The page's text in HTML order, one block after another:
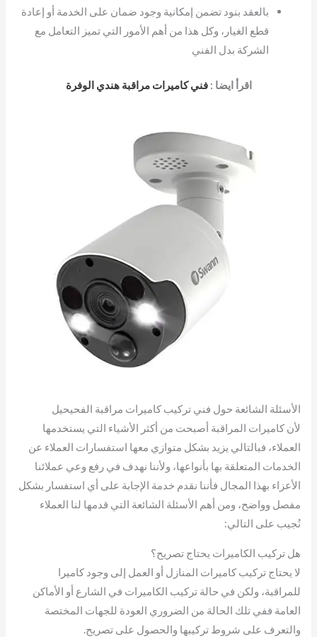
بالعقد بنود تضمن إمكانية وجود ضمان على الخدمة أو إعادة
قطع الغيار، وكل هذا من أهم الأمور التي تميز التعامل مع
الشركة بدل الفني
اقرأ ايضا :فني كاميرات مراقبة هندي الوفرة
الأسئلة الشائعة حول فني تركيب كاميرات مراقبة الفحيحيل
لأن كاميرات المراقبة أصبحت من أكثر الأشياء التي يستخدمها
العملاء، فبالتالي يزيد بشكل متوازي معها استفسارات العملاء عن
الخدمات المتعلقة بها بأنواعها، ولأننا نهدف في رفع وعي عملائنا
الأعزاء بهذا المجال فأننا نقدم خدمة الإجابة على أي استفسار بشكل
مفصل وواضح، ومن أهم الأسئلة الشائعة التي قدمها لنا العملاء
نُجيب على التالي:
هل تركيب الكاميرات يحتاج تصريح؟
لا يحتاج تركيب كاميرات المنازل أو العمل إلى وجود كاميرا
للمراقبة، ولكن في حالة تركيب الكاميرات في الشارع أو الأماكن
العامة ففي تلك الحالة من الضروري العودة للجهات المختصة
والتعرف على شروط تركيبها والحصول على تصريح.